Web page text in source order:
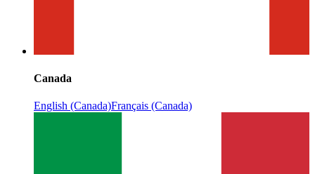
Canada
English (Canada)Français (Canada)